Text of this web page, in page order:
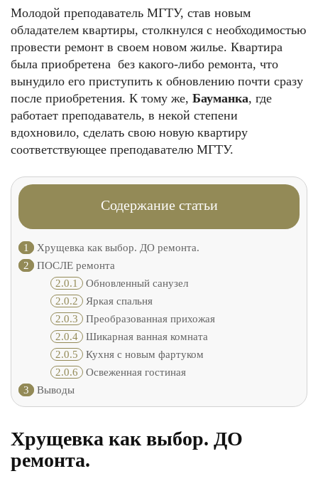
Молодой преподаватель МГТУ, став новым
обладателем квартиры, столкнулся с необходимостью
провести ремонт в своем новом жилье. Квартира
была приобретена без какого-либо ремонта, что
вынудило его приступить к обновлению почти сразу
после приобретения. К тому же, Бауманка, где
работает преподаватель, в некой степени
вдохновило, сделать свою новую квартиру
соответствующее преподавателю МГТУ.
Содержание статьи
1
Хрущевка как выбор. ДО ремонта.
2
ПОСЛЕ ремонта
2.0.1
Обновленный санузел
2.0.2
Яркая спальня
2.0.3
Преобразованная прихожая
2.0.4
Шикарная ванная комната
2.0.5
Кухня с новым фартуком
2.0.6
Освеженная гостиная
3
Выводы
Хрущевка как выбор. ДО
ремонта.